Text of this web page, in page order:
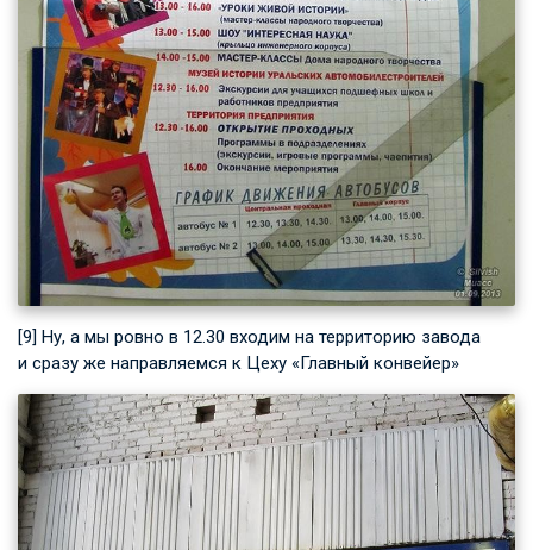
[9] Ну, а мы ровно в 12.30 входим на территорию завода
и сразу же направляемся к Цеху «Главный конвейер»